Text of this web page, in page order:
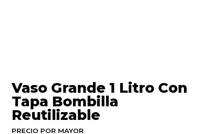
Vaso Grande 1 Litro Con
Tapa Bombilla
Reutilizable
PRECIO POR MAYOR